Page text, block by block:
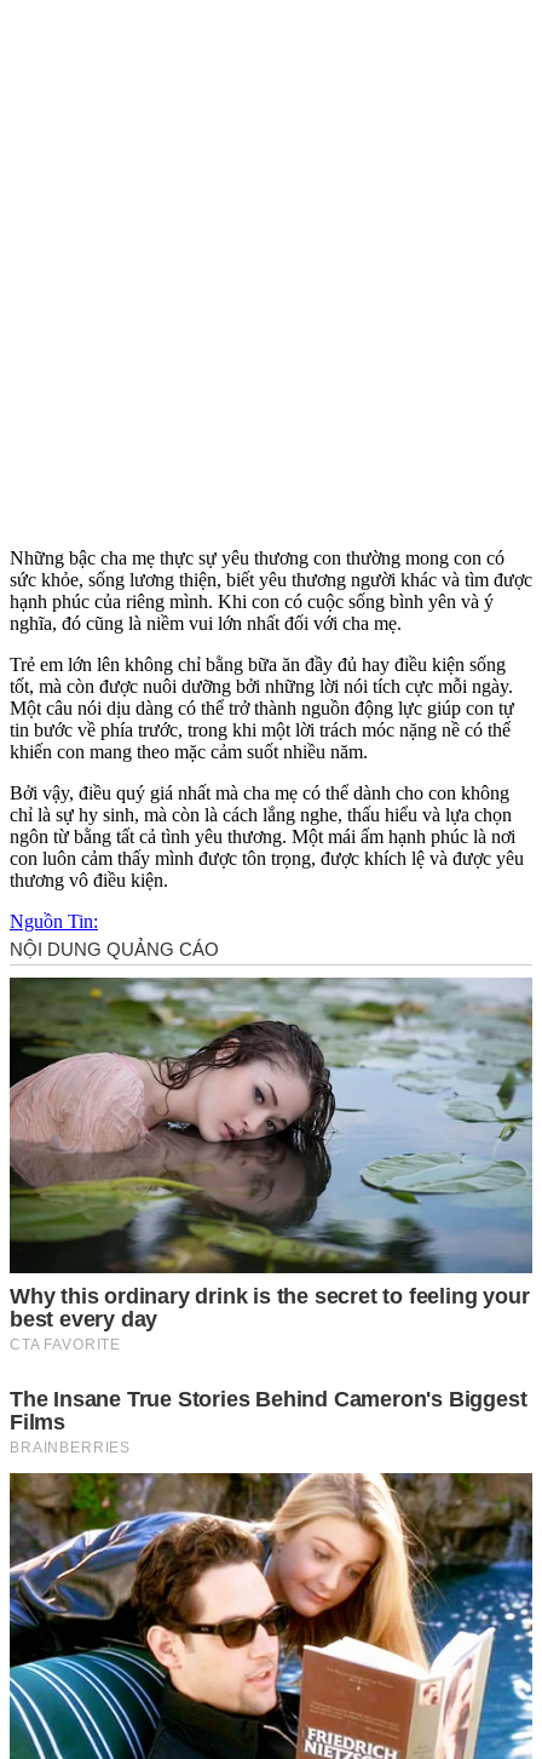
Những bậc cha mẹ thực sự yêu thương con thường mong con có
sức khỏe, sống lương thiện, biết yêu thương người khác và tìm được
hạnh phúc của riêng mình. Khi con có cuộc sống bình yên và ý
nghĩa, đó cũng là niềm vui lớn nhất đối với cha mẹ.
Trẻ em lớn lên không chỉ bằng bữa ăn đầy đủ hay điều kiện sống
tốt, mà còn được nuôi dưỡng bởi những lời nói tích cực mỗi ngày.
Một câu nói dịu dàng có thể trở thành nguồn động lực giúp con tự
tin bước về phía trước, trong khi một lời trách móc nặng nề có thể
khiến con mang theo mặc cảm suốt nhiều năm.
Bởi vậy, điều quý giá nhất mà cha mẹ có thể dành cho con không
chỉ là sự hy sinh, mà còn là cách lắng nghe, thấu hiểu và lựa chọn
ngôn từ bằng tất cả tình yêu thương. Một mái ấm hạnh phúc là nơi
con luôn cảm thấy mình được tôn trọng, được khích lệ và được yêu
thương vô điều kiện.
Nguồn Tin: